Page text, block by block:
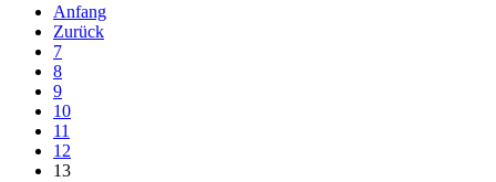
Anfang
Zurück
7
8
9
10
11
12
13